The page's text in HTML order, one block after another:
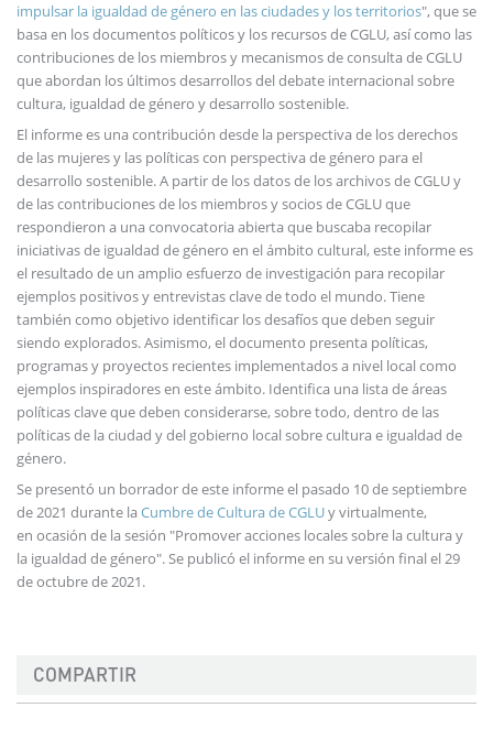
impulsar la igualdad de género en las ciudades y los territorios", que se
basa en los documentos políticos y los recursos de CGLU, así como las
contribuciones de los miembros y mecanismos de consulta de CGLU
que abordan los últimos desarrollos del debate internacional sobre
cultura, igualdad de género y desarrollo sostenible.
El informe es una contribución desde la perspectiva de los derechos
de las mujeres y las políticas con perspectiva de género para el
desarrollo sostenible. A partir de los datos de los archivos de CGLU y
de las contribuciones de los miembros y socios de CGLU que
respondieron a una convocatoria abierta que buscaba recopilar
iniciativas de igualdad de género en el ámbito cultural, este informe es
el resultado de un amplio esfuerzo de investigación para recopilar
ejemplos positivos y entrevistas clave de todo el mundo. Tiene
también como objetivo identificar los desafíos que deben seguir
siendo explorados. Asimismo, el documento presenta políticas,
programas y proyectos recientes implementados a nivel local como
ejemplos inspiradores en este ámbito. Identifica una lista de áreas
políticas clave que deben considerarse, sobre todo, dentro de las
políticas de la ciudad y del gobierno local sobre cultura e igualdad de
género.
Se presentó un borrador de este informe el pasado 10 de septiembre
de 2021 durante la Cumbre de Cultura de CGLUy virtualmente,
en ocasión de la sesión "Promover acciones locales sobre la cultura y
la igualdad de género". Se publicó el informe en su versión final el 29
de octubre de 2021.
COMPARTIR